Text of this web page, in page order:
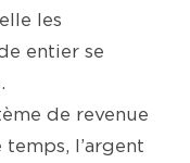
les
entier se
de revenue
l’argent